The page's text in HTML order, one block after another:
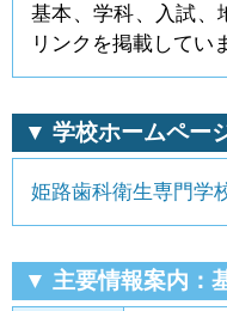
基本、学科、入試、
リンクを掲載してい
▼ 学校ホームペー
姫路歯科衛生専門学
▼ 主要情報案内：